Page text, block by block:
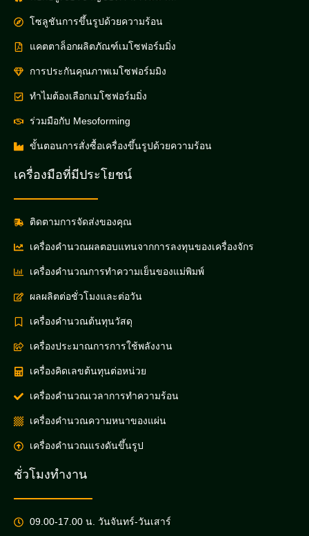
โซลูชันการขึ้นรูปด้วยความร้อน
แคตตาล็อกผลิตภัณฑ์เมโซฟอร์มมิ่ง
การประกันคุณภาพเมโซฟอร์มมิง
ทำไมต้องเลือกเมโซฟอร์มมิ่ง
ร่วมมือกับ Mesoforming
ขั้นตอนการสั่งซื้อเครื่องขึ้นรูปด้วยความร้อน
เครื่องมือที่มีประโยชน์
ติดตามการจัดส่งของคุณ
เครื่องคำนวณผลตอบแทนจากการลงทุนของเครื่องจักร
เครื่องคำนวณการทำความเย็นของแม่พิมพ์
ผลผลิตต่อชั่วโมงและต่อวัน
เครื่องคำนวณต้นทุนวัสดุ
เครื่องประมาณการการใช้พลังงาน
เครื่องคิดเลขต้นทุนต่อหน่วย
เครื่องคำนวณเวลาการทำความร้อน
เครื่องคำนวณความหนาของแผ่น
เครื่องคำนวณแรงดันขึ้นรูป
ชั่วโมงทำงาน
09.00-17.00 น. วันจันทร์-วันเสาร์